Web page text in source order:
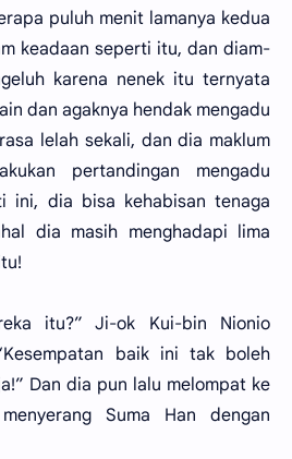
puluh menit lamanya kedua
keadaan seperti itu, dan diam-
karena nenek itu ternyata
dan agaknya hendak mengadu
lelah sekali, dan dia maklum
pertandingan mengadu
ini, dia bisa kehabisan tenaga
dia masih menghadapi lima
itu?” Ji-ok Kui-bin Nionio
baik ini tak boleh
Dan dia pun lalu melompat ke
Suma Han dengan